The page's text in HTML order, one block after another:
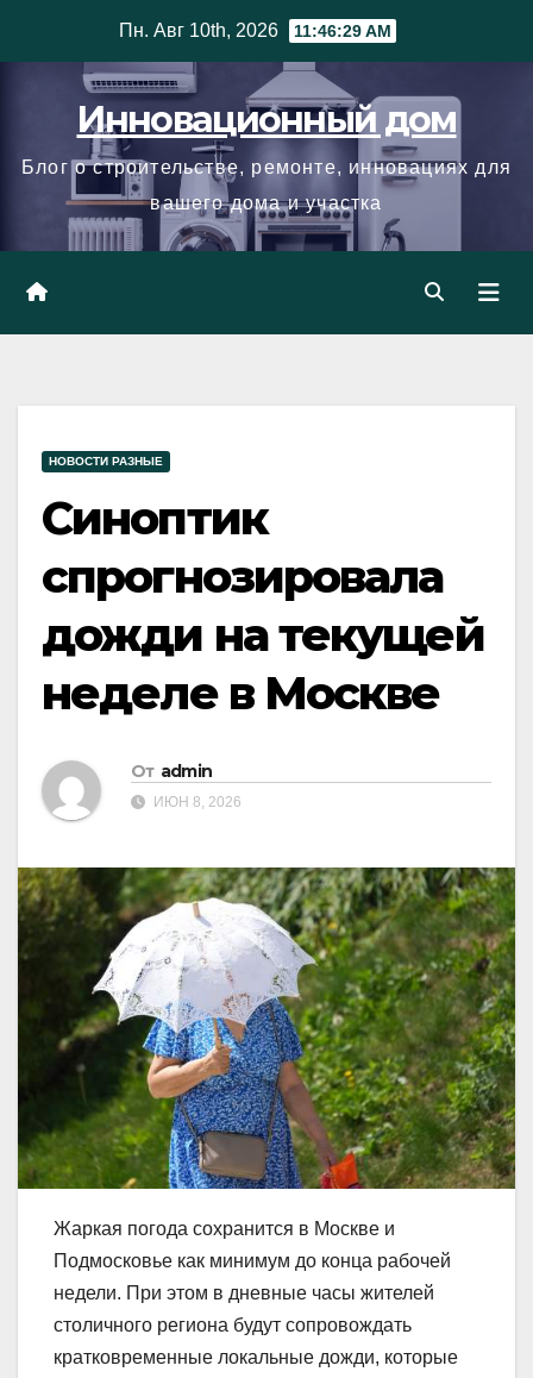
Пн. Авг 10th, 2026 11:46:30 AM
Инновационный дом
Блог о строительстве, ремонте, инновациях для
вашего дома и участка
НОВОСТИ РАЗНЫЕ
Синоптик
спрогнозировала
дожди на текущей
неделе в Москве
От admin
ИЮН 8, 2026
Жаркая погода сохранится в Москве и
Подмосковье как минимум до конца рабочей
недели. При этом в дневные часы жителей
столичного региона будут сопровождать
кратковременные локальные дожди, которые